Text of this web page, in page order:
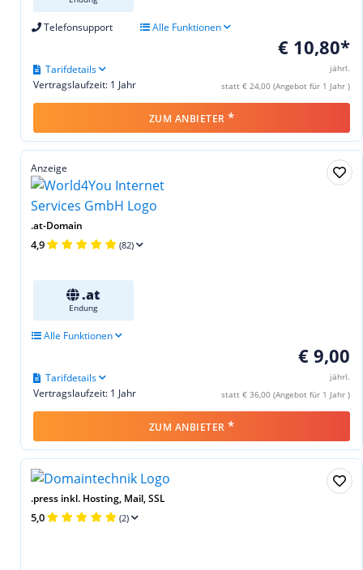
Telefonsupport Alle Funktionen
€ 10,80*
jährl.
statt € 24,00 (Angebot für 1 Jahr )
Vertragslaufzeit: 1 Jahr
Tarifdetails
ZUM ANBIETER *
Anzeige
.at-Domain
4,9 (82)
.at
Endung
Alle Funktionen
€ 9,00
jährl.
statt € 36,00 (Angebot für 1 Jahr )
Vertragslaufzeit: 1 Jahr
Tarifdetails
ZUM ANBIETER *
.press inkl. Hosting, Mail, SSL
5,0 (2)